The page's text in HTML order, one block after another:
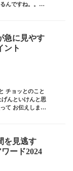
んですね。。。
急に見やす
ント
チョッとのこと
んといけんと思
て お伝えします
を見逃す
ード2024